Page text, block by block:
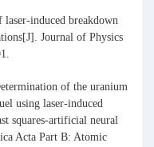
induced breakdown
Journal of Physics
of the uranium
using laser-induced
squares-artificial neural
Acta Part B: Atomic